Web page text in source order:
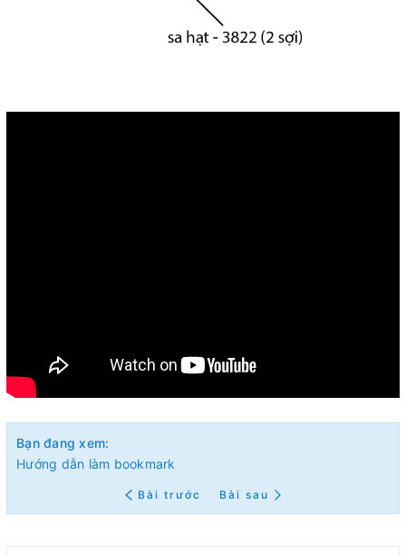
Bạn đang xem:
Hướng dẫn làm bookmark
Bài trước Bài sau